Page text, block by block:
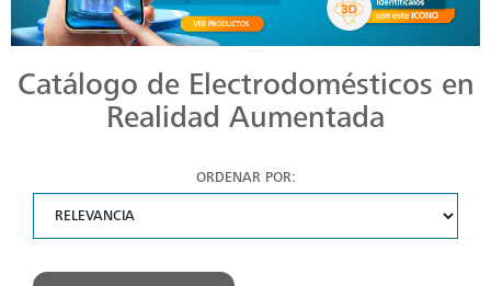
Catálogo de Electrodomésticos en
Realidad Aumentada
ORDENAR POR: